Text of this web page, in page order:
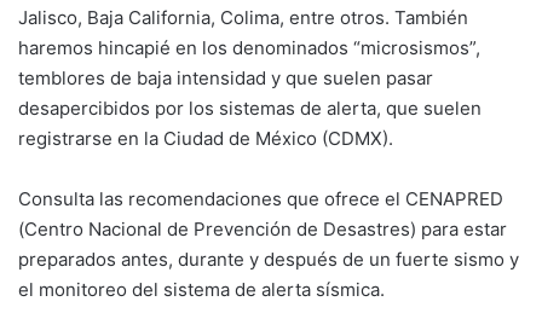
Jalisco, Baja California, Colima, entre otros. También
haremos hincapié en los denominados “microsismos”,
temblores de baja intensidad y que suelen pasar
desapercibidos por los sistemas de alerta, que suelen
registrarse en la Ciudad de México (CDMX).
Consulta las recomendaciones que ofrece el CENAPRED
(Centro Nacional de Prevención de Desastres) para estar
preparados antes, durante y después de un fuerte sismo y
el monitoreo del sistema de alerta sísmica.